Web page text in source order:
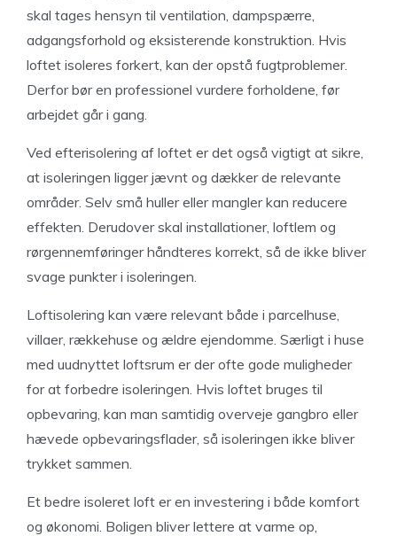
skal tages hensyn til ventilation, dampspærre,
adgangsforhold og eksisterende konstruktion. Hvis
loftet isoleres forkert, kan der opstå fugtproblemer.
Derfor bør en professionel vurdere forholdene, før
arbejdet går i gang.
Ved efterisolering af loftet er det også vigtigt at sikre,
at isoleringen ligger jævnt og dækker de relevante
områder. Selv små huller eller mangler kan reducere
effekten. Derudover skal installationer, loftlem og
rørgennemføringer håndteres korrekt, så de ikke bliver
svage punkter i isoleringen.
Loftisolering kan være relevant både i parcelhuse,
villaer, rækkehuse og ældre ejendomme. Særligt i huse
med uudnyttet loftsrum er der ofte gode muligheder
for at forbedre isoleringen. Hvis loftet bruges til
opbevaring, kan man samtidig overveje gangbro eller
hævede opbevaringsflader, så isoleringen ikke bliver
trykket sammen.
Et bedre isoleret loft er en investering i både komfort
og økonomi. Boligen bliver lettere at varme op,